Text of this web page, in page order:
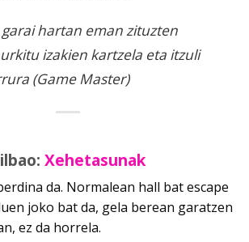
hartan eman zituzten
izakien kartzela eta itzuli
(Game Master)
Xehetasunak
da. Normalean hall bat escape
joko bat da, gela berean garatzen
ez da horrela.